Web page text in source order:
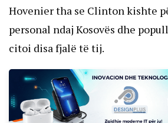
Hovenier tha se Clinton kishte
personal ndaj Kosovës dhe
citoi disa fjalë të tij.